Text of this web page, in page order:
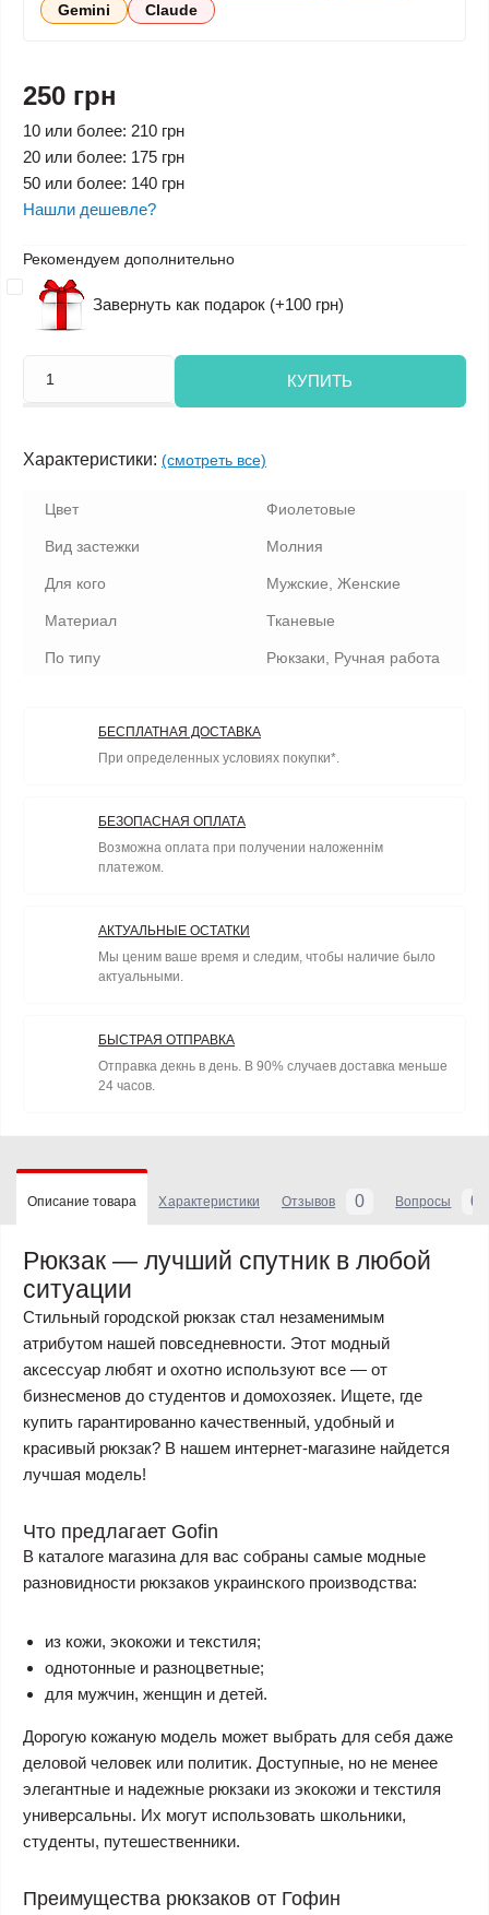
Gemini
Claude
250 грн
10 или более: 210 грн
20 или более: 175 грн
50 или более: 140 грн
Нашли дешевле?
Рекомендуем дополнительно
Завернуть как подарок (+100 грн)
КУПИТЬ
Характеристики: (смотреть все)
Цвет Фиолетовые
Вид застежки Молния
Для кого Мужские, Женские
Материал Тканевые
По типу Рюкзаки, Ручная работа
БЕСПЛАТНАЯ ДОСТАВКА
При определенных условиях покупки*.
БЕЗОПАСНАЯ ОПЛАТА
Возможна оплата при получении наложеннім
платежом.
АКТУАЛЬНЫЕ ОСТАТКИ
Мы ценим ваше время и следим, чтобы наличие было
актуальными.
БЫСТРАЯ ОТПРАВКА
Отправка декнь в день. В 90% случаев доставка меньше
24 часов.
Описание товара Характеристики Отзывов 0 Вопросы 0
Рюкзак — лучший спутник в любой
ситуации
Стильный городской рюкзак стал незаменимым
атрибутом нашей повседневности. Этот модный
аксессуар любят и охотно используют все — от
бизнесменов до студентов и домохозяек. Ищете, где
купить гарантированно качественный, удобный и
красивый рюкзак? В нашем интернет-магазине найдется
лучшая модель!
Что предлагает Gofin
В каталоге магазина для вас собраны самые модные
разновидности рюкзаков украинского производства:
из кожи, экокожи и текстиля;
однотонные и разноцветные;
для мужчин, женщин и детей.
Дорогую кожаную модель может выбрать для себя даже
деловой человек или политик. Доступные, но не менее
элегантные и надежные рюкзаки из экокожи и текстиля
универсальны. Их могут использовать школьники,
студенты, путешественники.
Преимущества рюкзаков от Гофин